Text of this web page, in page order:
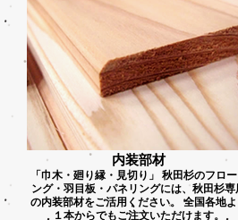
内装部材
「巾木・廻り縁・見切り」 秋田杉のフロー
ング・羽目板・パネリングには、秋田杉専
の内装部材をご活用ください。 全国各地よ
１本からでもご注文いただけます。